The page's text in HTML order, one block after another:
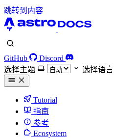
跳转到内容
GitHub
Discord
选择主题
选择语言
Tutorial
指南
参考
Ecosystem